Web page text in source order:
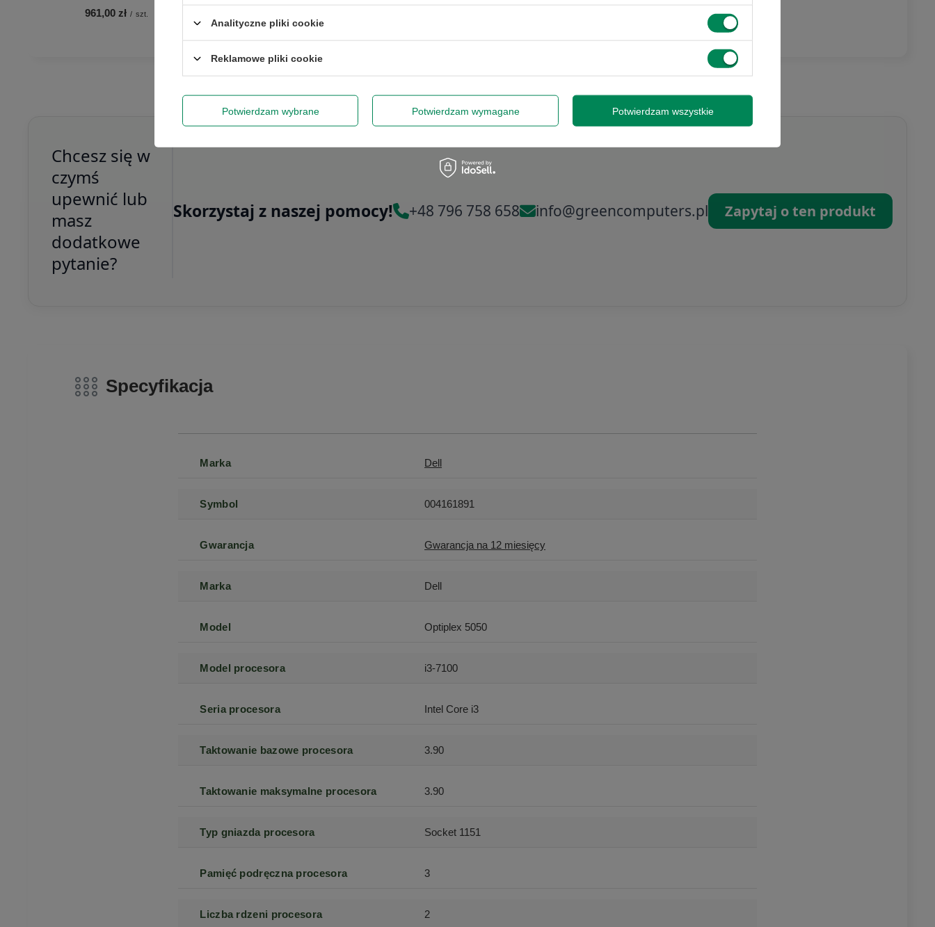
961,00 zł / szt.
Chcesz się w
czymś
upewnić lub
masz
dodatkowe
pytanie?
Skorzystaj z naszej pomocy! +48 796 758 658 info@greencomputers.pl Zapytaj o ten produkt
Specyfikacja
Marka Dell
Symbol 004161891
Gwarancja Gwarancja na 12 miesięcy
Marka Dell
Model Optiplex 5050
Model procesora i3-7100
Seria procesora Intel Core i3
Taktowanie bazowe procesora 3.90
Taktowanie maksymalne procesora 3.90
Typ gniazda procesora Socket 1151
Pamięć podręczna procesora 3
Liczba rdzeni procesora 2
Analityczne pliki cookie
Reklamowe pliki cookie
Potwierdzam wybrane Potwierdzam wymagane Potwierdzam wszystkie